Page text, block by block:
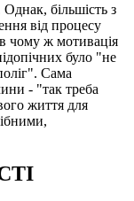
більшість з
від процесу
чому ж мотивація
було "не
Сама
- "так треба
життя для